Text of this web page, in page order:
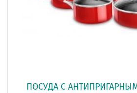
ПОСУДА С